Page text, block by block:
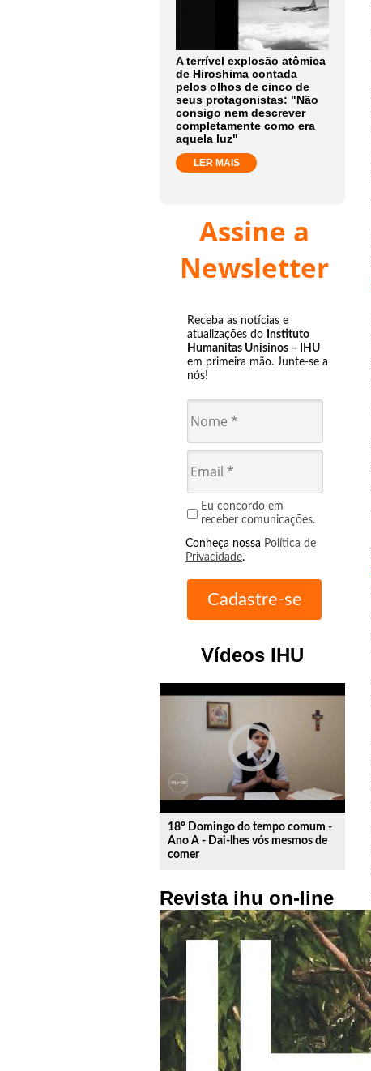
A terrível explosão atômica
de Hiroshima contada
pelos olhos de cinco de
seus protagonistas: "Não
consigo nem descrever
completamente como era
aquela luz"
LER MAIS
Assine a
Newsletter
Receba as notícias e
atualizações do Instituto
Humanitas Unisinos – IHU
em primeira mão. Junte-se a
nós!
Eu concordo em
receber comunicações.
Conheça nossa Política de
Privacidade.
Vídeos IHU
play_circle_outline
18º Domingo do tempo comum -
Ano A - Dai-lhes vós mesmos de
comer
Revista ihu on-line